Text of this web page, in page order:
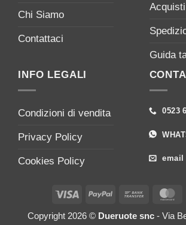
Chi Siamo
Contattaci
Acquisti
Guida
INFO LEGALI
Condizioni di vendita
Privacy Policy
Cookies Policy
0523
email
Visa PayPal
Bank
Copyright 2026 © Dueruote snc - Via